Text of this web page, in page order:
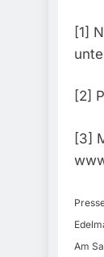
[1]
[2]
[3]
Am